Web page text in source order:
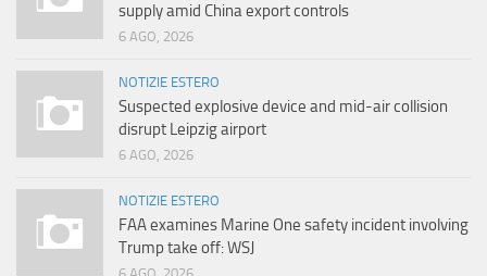
supply amid China export controls
6 AGO, 2026
NOTIZIE ESTERO
Suspected explosive device and mid-air collision
disrupt Leipzig airport
6 AGO, 2026
NOTIZIE ESTERO
FAA examines Marine One safety incident involving
Trump take off: WSJ